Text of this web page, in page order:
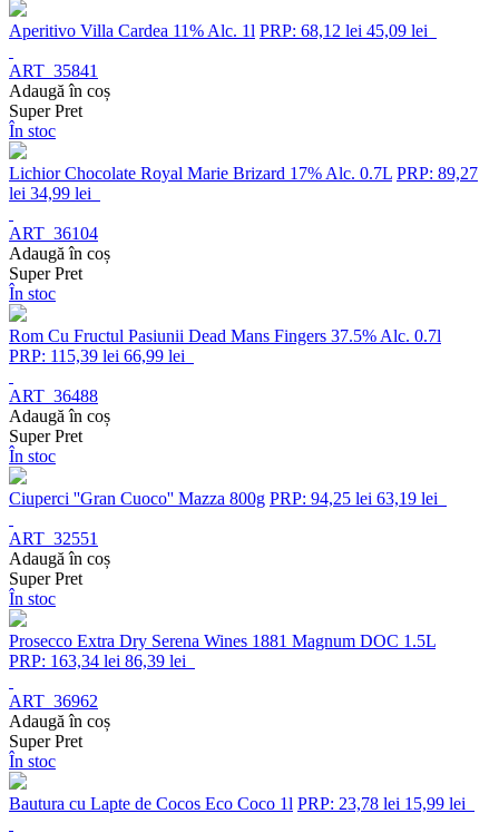
Aperitivo Villa Cardea 11% Alc. 1l PRP: 68,12 lei 45,09 lei
ART_35841
Adaugă în coș
Super Pret
În stoc
Lichior Chocolate Royal Marie Brizard 17% Alc. 0.7L PRP: 89,27
lei 34,99 lei
ART_36104
Adaugă în coș
Super Pret
În stoc
Rom Cu Fructul Pasiunii Dead Mans Fingers 37.5% Alc. 0.7l
PRP: 115,39 lei 66,99 lei
ART_36488
Adaugă în coș
Super Pret
În stoc
Ciuperci ''Gran Cuoco'' Mazza 800g PRP: 94,25 lei 63,19 lei
ART_32551
Adaugă în coș
Super Pret
În stoc
Prosecco Extra Dry Serena Wines 1881 Magnum DOC 1.5L
PRP: 163,34 lei 86,39 lei
ART_36962
Adaugă în coș
Super Pret
În stoc
Bautura cu Lapte de Cocos Eco Coco 1l PRP: 23,78 lei 15,99 lei